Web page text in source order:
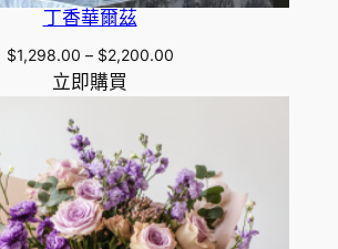
丁香華爾茲
$1,298.00 – $2,200.00Price
$1,298.00
立即購買